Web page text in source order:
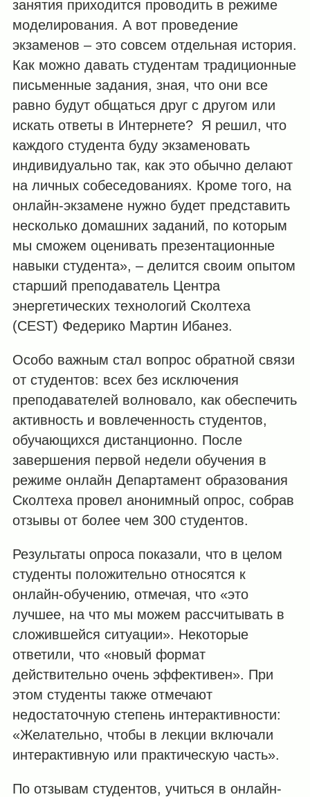
занятия приходится проводить в режиме
моделирования. А вот проведение
экзаменов – это совсем отдельная история.
Как можно давать студентам традиционные
письменные задания, зная, что они все
равно будут общаться друг с другом или
искать ответы в Интернете? Я решил, что
каждого студента буду экзаменовать
индивидуально так, как это обычно делают
на личных собеседованиях. Кроме того, на
онлайн-экзамене нужно будет представить
несколько домашних заданий, по которым
мы сможем оценивать презентационные
навыки студента», – делится своим опытом
старший преподаватель Центра
энергетических технологий Сколтеха
(CEST) Федерико Мартин Ибанез.
Особо важным стал вопрос обратной связи
от студентов: всех без исключения
преподавателей волновало, как обеспечить
активность и вовлеченность студентов,
обучающихся дистанционно. После
завершения первой недели обучения в
режиме онлайн Департамент образования
Сколтеха провел анонимный опрос, собрав
отзывы от более чем 300 студентов.
Результаты опроса показали, что в целом
студенты положительно относятся к
онлайн-обучению, отмечая, что «это
лучшее, на что мы можем рассчитывать в
сложившейся ситуации». Некоторые
ответили, что «новый формат
действительно очень эффективен». При
этом студенты также отмечают
недостаточную степень интерактивности:
«Желательно, чтобы в лекции включали
интерактивную или практическую часть».
По отзывам студентов, учиться в онлайн-